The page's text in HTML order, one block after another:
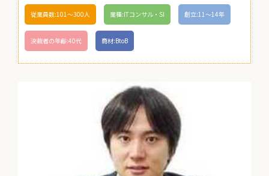
従業員数:101〜300人 業種:ITコンサル・SI 創立:11〜14年
決裁者の年齢:40代 商材:BtoB